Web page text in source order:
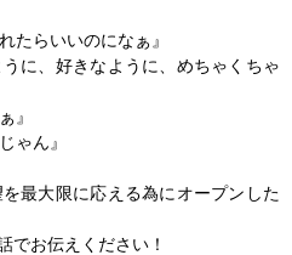
たらいいのになぁ』
に、好きなように、めちゃくちゃ
』
ゃん』
最大限に応える為にオープンした
お伝えください！